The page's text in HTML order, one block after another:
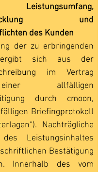
und
des Kunden
der zu erbringenden
ergibt sich aus der
im Vertrag
allfälligen
durch cmoon,
Briefingprotokoll
Nachträgliche
Leistungsinhaltes
Bestätigung
Innerhalb des vom